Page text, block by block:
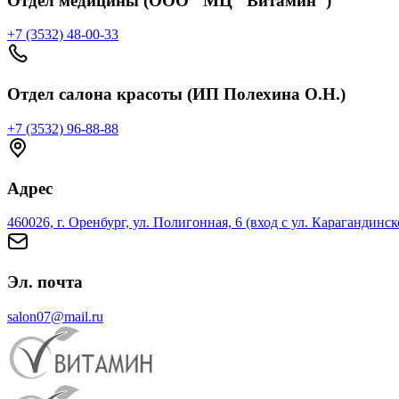
+7 (3532) 48-00-33
Отдел салона красоты (ИП Полехина О.Н.)
+7 (3532) 96-88-88
Адрес
460026, г. Оренбург, ул. Полигонная, 6 (вход с ул.
Эл. почта
salon07@mail.ru